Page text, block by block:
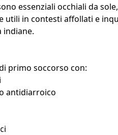
essenziali occhiali da
utili in contesti affollati e
indiane.
primo soccorso con:
antidiarroico